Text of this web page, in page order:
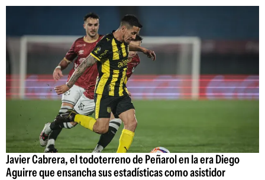
Javier Cabrera, el todoterreno de Peñarol en la era Diego
Aguirre que ensancha sus estadísticas como asistidor